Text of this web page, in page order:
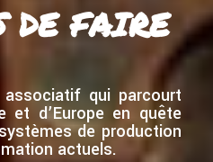
DE FAIRE
qui parcourt
et d’Europe en quête
de production
actuels.